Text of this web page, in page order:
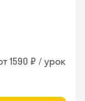
1590 ₽ / урок